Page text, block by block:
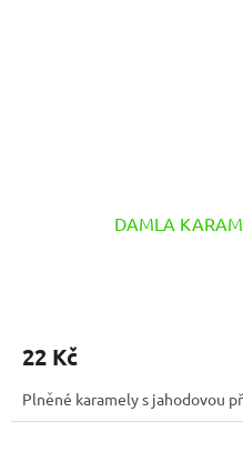
DAMLA
22 Kč
Plněné karamely s jahodovou